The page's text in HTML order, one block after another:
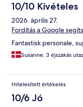
10/10 Kivételes
2026. április 27.
Fordítás a Google
Fantastisk personale,
Susanne, 3 éjszakás
Hitelesített értékelés
10/6 Jó